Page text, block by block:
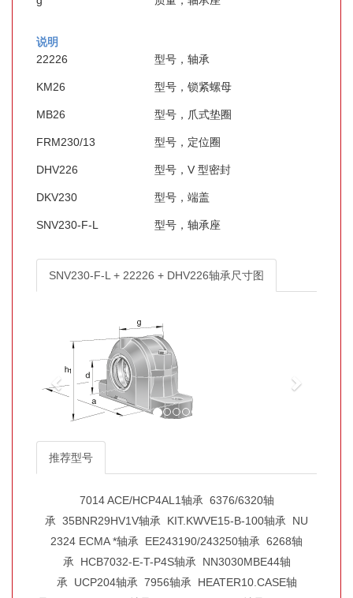
说明
22226
型号，轴承
KM26 型号，锁紧螺母
MB26 型号，爪式垫圈
FRM230/13 型号，定位圈
DHV226 型号，V 型密封
DKV230 型号，端盖
SNV230-F-L 型号，轴承座
SNV230-F-L + 22226 + DHV226轴承尺寸图
推荐型号
7014 ACE/HCP4AL1轴承 6376/6320轴
承 35BNR29HV1V轴承 KIT.KWVE15-B-100轴承 NU
2324 ECMA *轴承 EE243190/243250轴承 6268轴
承 HCB7032-E-T-P4S轴承 NN3030MBE44轴
承 UCP204轴承 7956轴承 HEATER10.CASE轴